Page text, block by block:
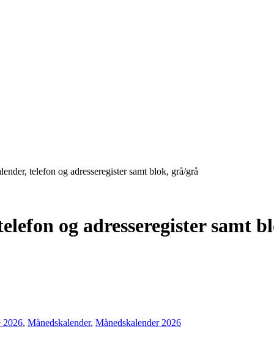
telefon og adresseregister samt blok, grå/grå
og adresseregister samt
2026, Månedskalender, Månedskalender 2026